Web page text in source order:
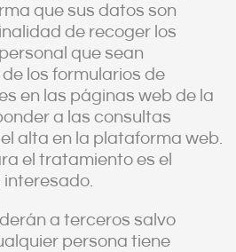
que sus datos son
de recoger los
que sean
los formularios de
en las páginas web de la
a las consultas
alta en la plataforma web.
el tratamiento es el
a terceros salvo
persona tiene